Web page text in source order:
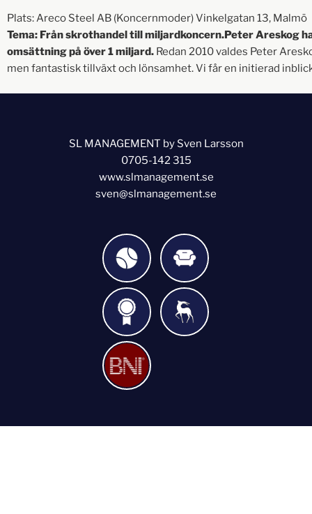
Plats: Areco Steel AB (Koncernmoder) Vinkelgatan 13, Malmö
Tema: Från skrothandel till miljardkoncern.Peter Areskog
omsättning på över 1 miljard. Redan 2010 valdes Peter
men fantastisk tillväxt och lönsamhet. Vi får en initierad
SL MANAGEMENT by Sven Larsson
0705-142 315
www.slmanagement.se
sven@slmanagement.se